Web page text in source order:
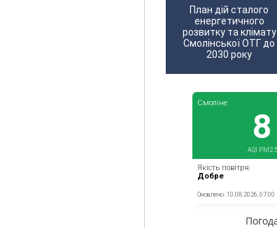
План дій сталого
енергетичного
розвитку та клімату
Смолінської ОТГ до
2030 року